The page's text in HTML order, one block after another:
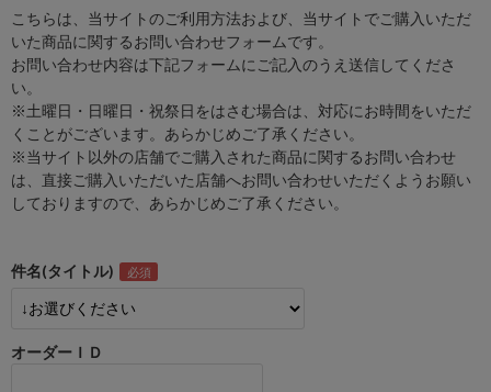
こちらは、当サイトのご利用方法および、当サイトでご購入いただ
いた商品に関するお問い合わせフォームです。
お問い合わせ内容は下記フォームにご記入のうえ送信してくださ
い。
※土曜日・日曜日・祝祭日をはさむ場合は、対応にお時間をいただ
くことがございます。あらかじめご了承ください。
※当サイト以外の店舗でご購入された商品に関するお問い合わせ
は、直接ご購入いただいた店舗へお問い合わせいただくようお願い
しておりますので、あらかじめご了承ください。
件名(タイトル)
オーダーＩＤ